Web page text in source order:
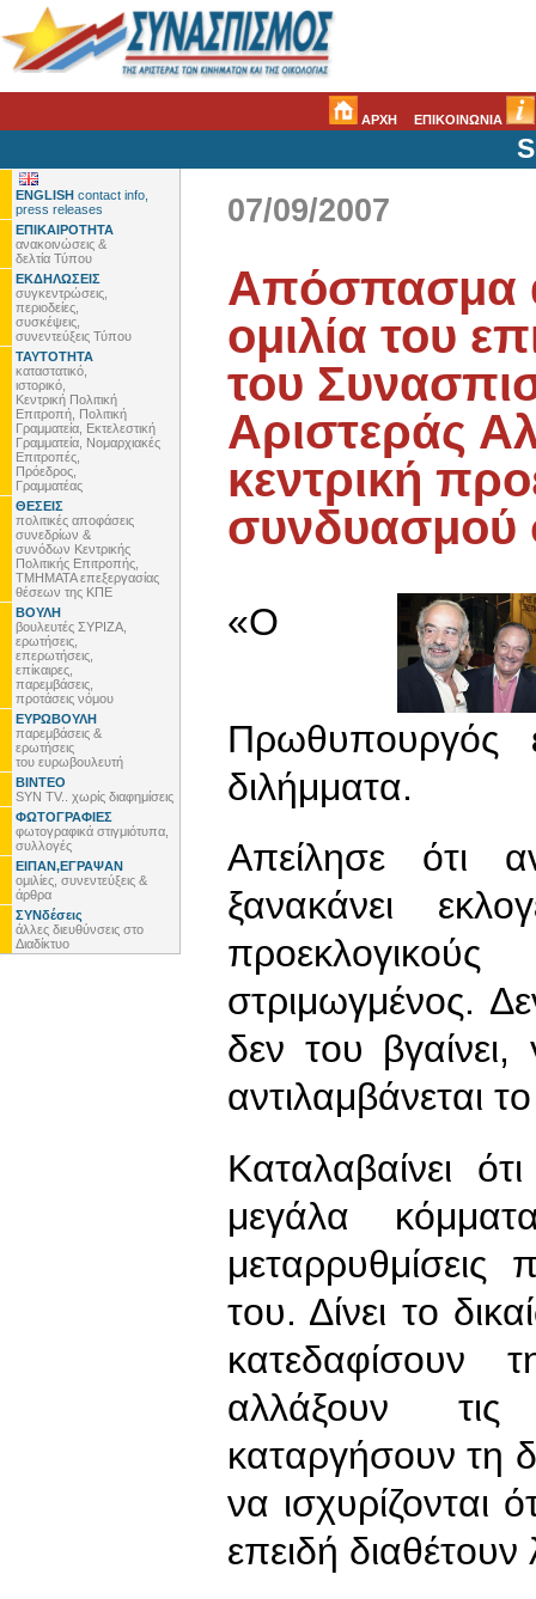
ΑΡΧΗ ΕΠΙΚΟΙΝΩΝΙΑ
ENGLISH contact info,
press releases
ΕΠΙΚΑΙΡΟΤΗΤΑ
ανακοινώσεις &
δελτία Τύπου
ΕΚΔΗΛΩΣΕΙΣ
συγκεντρώσεις,
περιοδείες,
συσκέψεις,
συνεντεύξεις Τύπου
ΤΑΥΤΟΤΗΤΑ
καταστατικό,
ιστορικό,
Κεντρική Πολιτική
Επιτροπή, Πολιτική
Γραμματεία, Εκτελεστική
Γραμματεία, Νομαρχιακές
Επιτροπές,
Πρόεδρος,
Γραμματέας
ΘΕΣΕΙΣ
πολιτικές αποφάσεις
συνεδρίων &
συνόδων Κεντρικής
Πολιτικής Επιτροπής,
ΤΜΗΜΑΤΑ επεξεργασίας
θέσεων της ΚΠΕ
ΒΟΥΛΗ
βουλευτές ΣΥΡΙΖΑ,
ερωτήσεις,
επερωτήσεις,
επίκαιρες,
παρεμβάσεις,
προτάσεις νόμου
ΕΥΡΩΒΟΥΛΗ
παρεμβάσεις &
ερωτήσεις
του ευρωβουλευτή
ΒΙΝΤΕΟ
SYN TV.. χωρίς διαφημίσεις
ΦΩΤΟΓΡΑΦΙΕΣ
φωτογραφικά στιγμιότυπα,
συλλογές
ΕΙΠΑΝ,ΕΓΡΑΨΑΝ
ομιλίες, συνεντεύξεις &
άρθρα
ΣΥΝδέσεις
άλλες διευθύνσεις στο
Διαδίκτυο
07/09/2007
Απόσπασμα
ομιλία του
του
Αριστεράς
κεντρική
συνδυασμού
«Ο
Πρωθυπουργός
διλήμματα.
Απείλησε ότι
ξανακάνει
στριμωγμένος.
δεν του βγαίνει,
αντιλαμβάνεται
Καταλαβαίνει
μεγάλα
του. Δίνει το
κατεδαφίσουν
αλλάξουν
καταργήσουν τη
να ισχυρίζονται
επειδή διαθέτουν